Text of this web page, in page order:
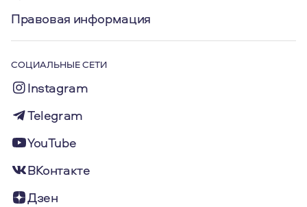
Правовая информация
СОЦИАЛЬНЫЕ СЕТИ
Instagram
Telegram
YouTube
ВКонтакте
Дзен